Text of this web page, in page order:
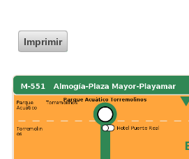
Imprimir